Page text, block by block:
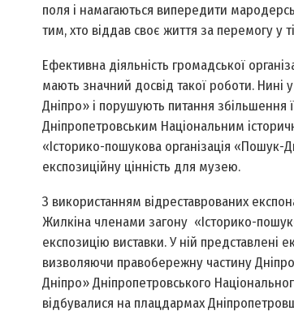
поля і намагаються випередити
тим, хто віддав своє життя за перемогу у
Ефективна діяльність громадської
мають значний досвід такої роботи.
Дніпро» і порушують питання збільшення
Дніпропетровським Національним
«Історико-пошукова організація «Пошук-
експозиційну цінність для музею.
З використанням відреставрованих
Жилкіна членами загону «Історико-
експозицію виставки. У ній представлені
визволяючи правобережну частину
Дніпро» Дніпропетровського
відбувалися на плацдармах